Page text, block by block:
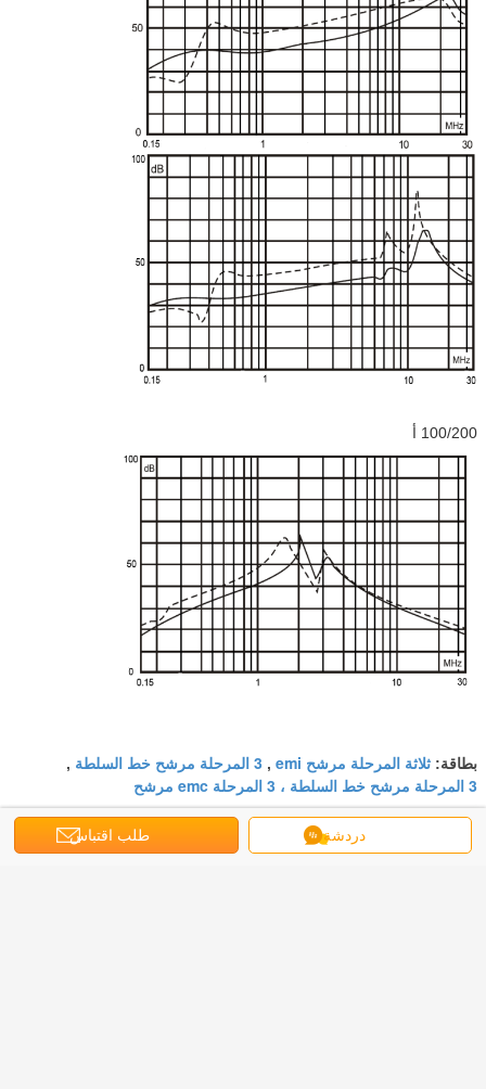
100/200 أ
بطاقة: ثلاثة المرحلة مرشح emi , 3 المرحلة مرشح خط السلطة ,
3 المرحلة مرشح خط السلطة ، 3 المرحلة emc مرشح
احصل على افضل سعر لدردشة طلب اقتباس